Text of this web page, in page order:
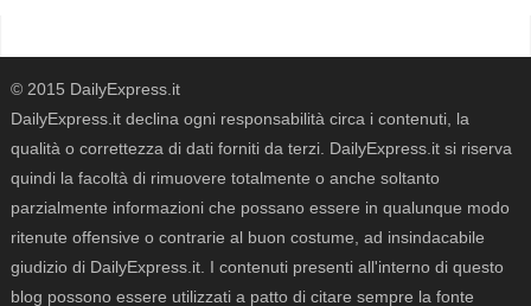
© 2015 DailyExpress.it
DailyExpress.it declina ogni responsabilità circa i contenuti, la
qualità o correttezza di dati forniti da terzi. DailyExpress.it si riserva
quindi la facoltà di rimuovere totalmente o anche soltanto
parzialmente informazioni che possano essere in qualunque modo
ritenute offensive o contrarie al buon costume, ad insindacabile
giudizio di DailyExpress.it. I contenuti presenti all'interno di questo
blog possono essere utilizzati a patto di citare sempre la fonte